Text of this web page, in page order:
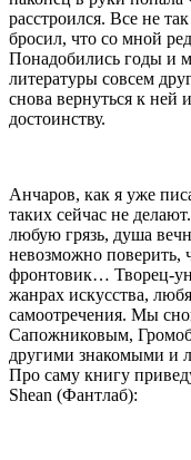
расстроился. Все не
бросил, что со мной
Понадобились годы и
литературы совсем
снова вернуться к ней
достоинству.
Анчаров, как я уже
таких сейчас не
любую грязь, душа
невозможно поверить,
фронтовик… Творец-
жанрах искусства,
самоотречения. Мы
Сапожниковым,
другими знакомыми и
Про саму книгу
Shean (Фантлаб):